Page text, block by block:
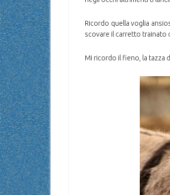
Ricordo quella voglia
scovare il carretto trainato
Mi ricordo il fieno, la tazza